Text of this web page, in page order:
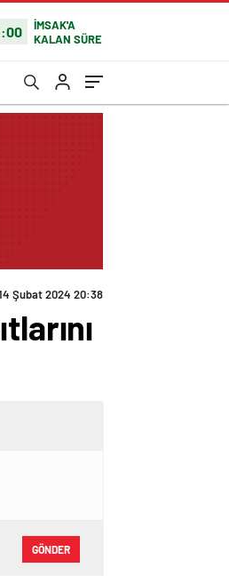
İMSAK'A
KALAN SÜRE
Şubat 2024 20:38
GÖNDER